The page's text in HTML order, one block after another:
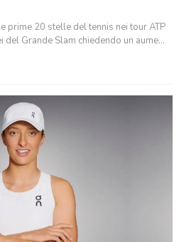
prime 20 stelle del tennis nei tour ATP
Grande Slam chiedendo un aume...